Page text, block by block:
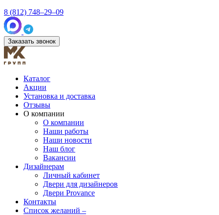
8 (812) 748–29–09
Заказать звонок
Каталог
Акции
Установка и доставка
Отзывы
О компании
О компании
Наши работы
Наши новости
Наш блог
Вакансии
Дизайнерам
Личный кабинет
Двери для дизайнеров
Двери Provance
Контакты
Список желаний –